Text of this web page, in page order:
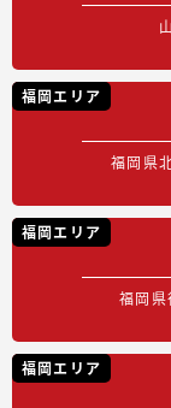
福岡エリア
福岡県
福岡エリア
福岡
福岡エリア